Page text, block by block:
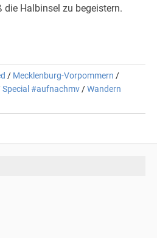
Halbinsel zu begeistern.
/ Mecklenburg-Vorpommern /
Special #aufnachmv /Wandern